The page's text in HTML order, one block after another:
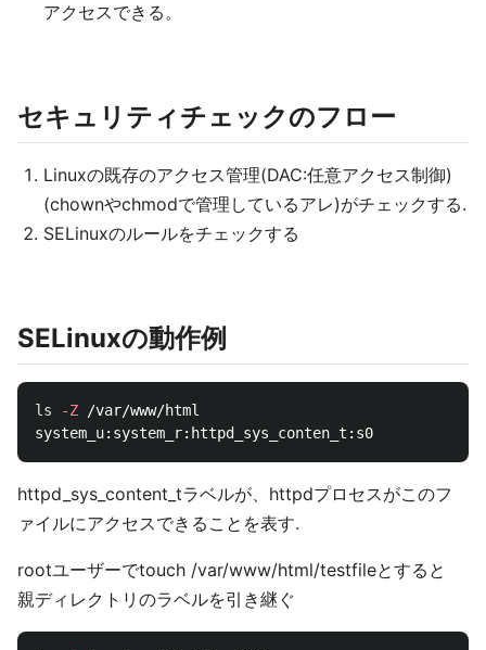
アクセスできる。
セキュリティチェックのフロー
Linuxの既存のアクセス管理(DAC:任意アクセス制御)
(chownやchmodで管理しているアレ)がチェックする.
SELinuxのルールをチェックする
SELinuxの動作例
ls -Z /var/www/html
httpd_sys_content_tラベルが、httpdプロセスがこのフ
ァイルにアクセスできることを表す.
rootユーザーでtouch /var/www/html/testfileとすると
親ディレクトリのラベルを引き継ぐ